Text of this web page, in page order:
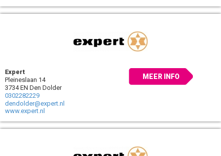
Expert
Pleineslaan 14
3734 EN Den Dolder
0302282229
dendolder@expert.nl
www.expert.nl
MEER INFO